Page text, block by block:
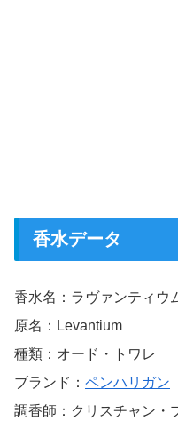
香水データ
香水名：ラヴァンティウ
原名：Levantium
種類：オード・トワレ
ブランド： ペンハリガン
調香師：クリスチャン・